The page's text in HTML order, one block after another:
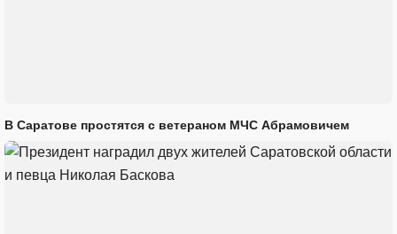
В Саратове простятся с ветераном МЧС Абрамовичем